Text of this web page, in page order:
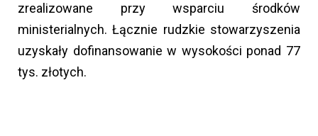
zrealizowane przy wsparciu środków
ministerialnych. Łącznie rudzkie stowarzyszenia
uzyskały dofinansowanie w wysokości ponad 77
tys. złotych.